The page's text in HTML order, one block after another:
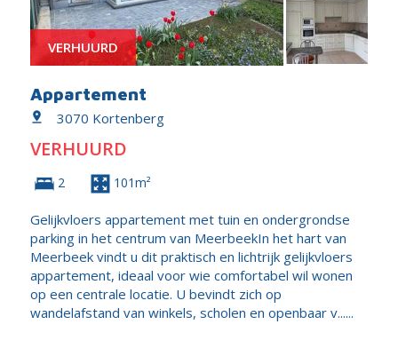
VERHUURD
Appartement
3070 Kortenberg
VERHUURD
2 101m²
Gelijkvloers appartement met tuin en ondergrondse
parking in het centrum van MeerbeekIn het hart van
Meerbeek vindt u dit praktisch en lichtrijk gelijkvloers
appartement, ideaal voor wie comfortabel wil wonen
op een centrale locatie. U bevindt zich op
wandelafstand van winkels, scholen en openbaar v......